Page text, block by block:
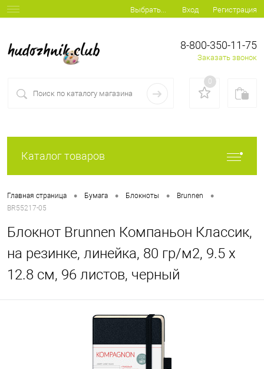
Выбрать... Вход Регистрация
8-800-350-11-75
Заказать звонок
0
Каталог товаров
Главная страница • Бумага • Блокноты • Brunnen •
BR55217-05
Блокнот Brunnen Компаньон Классик,
на резинке, линейка, 80 гр/м2, 9.5 х
12.8 см, 96 листов, черный